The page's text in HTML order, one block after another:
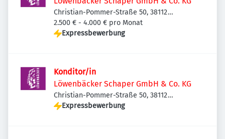
Christian-Pommer-Straße 50, 38112
Braunschweig, Deutschland
2.500 € - 4.000 € pro Monat
Expressbewerbung
Konditor/in
Löwenbäcker Schaper GmbH & Co. KG
Christian-Pommer-Straße 50, 38112
Braunschweig, Deutschland
Expressbewerbung